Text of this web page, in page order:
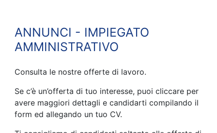
ANNUNCI - IMPIEGATO
AMMINISTRATIVO
Consulta le nostre offerte di lavoro.
Se c’è un’offerta di tuo interesse, puoi cliccare per
avere maggiori dettagli e candidarti compilando il
form ed allegando un tuo CV.